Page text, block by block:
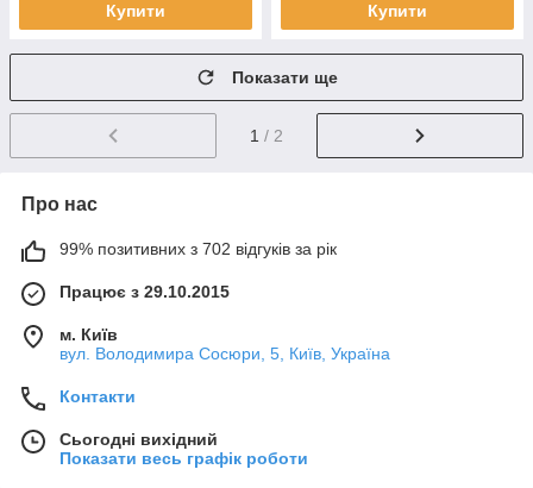
Купити Купити
Показати ще
1 / 2
Про нас
99% позитивних з 702 відгуків за рік
Працює з 29.10.2015
м. Київ
вул. Володимира Сосюри, 5, Київ, Україна
Контакти
Сьогодні вихідний
Показати весь графік роботи